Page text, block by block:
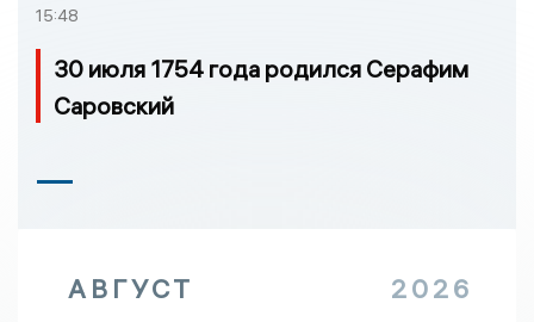
15:48
30 июля 1754 года родился Серафим
Саровский
АВГУСТ 2026